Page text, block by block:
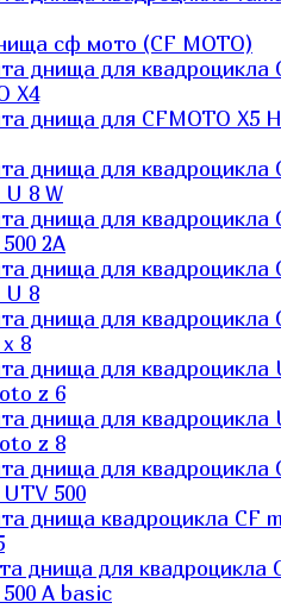
сф мото (CF MOTO)
днища для квадроцикла
X4
днища для CFMOTO X5
днища для квадроцикла
8 W
днища для квадроцикла
2A
днища для квадроцикла
U 8
днища для квадроцикла
8
днища для квадроцикла
z 6
днища для квадроцикла
z 8
днища для квадроцикла
500
днища квадроцикла СF
днища для квадроцикла
A basic